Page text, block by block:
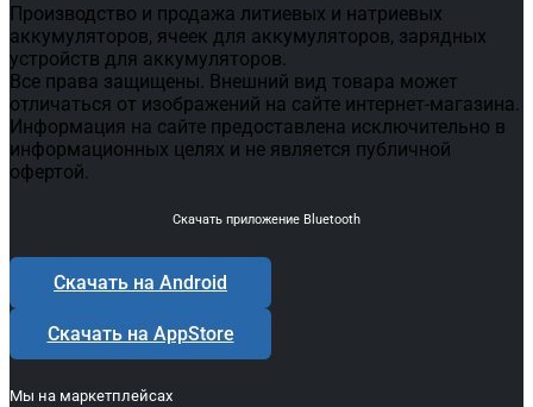
Производство и продажа литиевых и натриевых
аккумуляторов, ячеек для аккумуляторов, зарядных
устройств для аккумуляторов.
Все права защищены. Внешний вид товара может
отличаться от изображений на сайте интернет-магазина.
Информация на сайте предоставлена исключительно в
информационных целях и не является публичной
офертой.
Скачать приложение Bluetooth
Скачать на Android
Скачать на AppStore
Мы на маркетплейсах